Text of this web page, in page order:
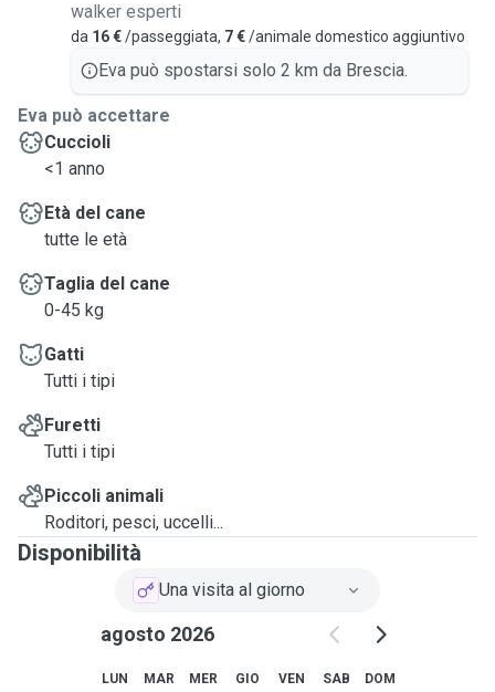
walker esperti
da 16 €/passeggiata, 7 €/animale domestico aggiuntivo
Eva può spostarsi solo 2 km da Brescia.
Eva può accettare
Cuccioli
<1 anno
Età del cane
tutte le età
Taglia del cane
0-45 kg
Gatti
Tutti i tipi
Furetti
Tutti i tipi
Piccoli animali
Roditori, pesci, uccelli...
Disponibilità
Una visita al giorno
agosto 2026
LUN MAR MER GIO VEN SAB DOM